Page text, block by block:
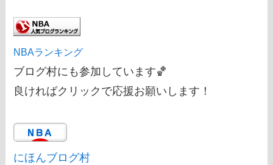
NBAランキング
ブログ村にも参加しています🏀
良ければクリックで応援お願いします！
にほんブログ村